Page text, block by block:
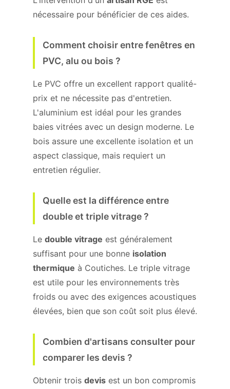
nécessaire pour bénéficier de ces aides.
Comment choisir entre fenêtres en
PVC, alu ou bois ?
Le PVC offre un excellent rapport qualité-
prix et ne nécessite pas d'entretien.
L'aluminium est idéal pour les grandes
baies vitrées avec un design moderne. Le
bois assure une excellente isolation et un
aspect classique, mais requiert un
entretien régulier.
Quelle est la différence entre
double et triple vitrage ?
Le double vitrage est généralement
suffisant pour une bonne isolation
thermique à Coutiches. Le triple vitrage
est utile pour les environnements très
froids ou avec des exigences acoustiques
élevées, bien que son coût soit plus élevé.
Combien d'artisans consulter pour
comparer les devis ?
Obtenir trois devis est un bon compromis